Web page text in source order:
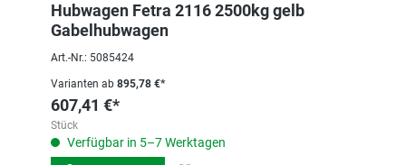
Hubwagen Fetra 2116 2500kg gelb
Gabelhubwagen
Art.-Nr.: 5085424
Varianten ab 895,78 €*
607,41 €*
Stück
Verfügbar in 5–7 Werktagen